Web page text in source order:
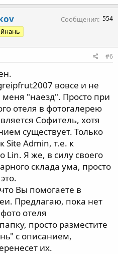
Сообщения 554
#6
вовсе и не
"наезд". Просто при
отеля в фотогалерею
Софитель, хотя
существует. Только
Site Admin, т.е. к
Lin. Я же, в силу своего
склада ума, просто
Вы помогаете в
Предлагаю, пока нет
отеля
просто разместите
с описанием,
их.